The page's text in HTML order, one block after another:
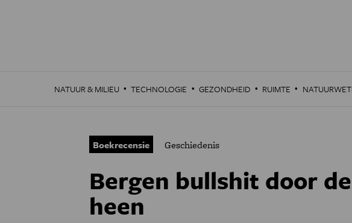
NATUUR & MILIEU · TECHNOLOGIE · GEZONDHEID · RUIMTE ·
Boekrecensie Geschiedenis
Bergen bullshit door
heen